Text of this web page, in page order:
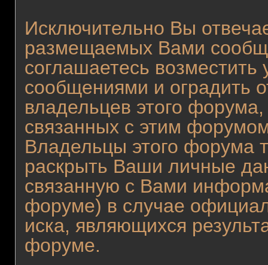
Исключительно Вы
размещаемых Вами
соглашаетесь
сообщениями и оградить
владельцев этого
связанных с этим
Владельцы этого форума
раскрыть Ваши личные
связанную с Вами
форуме) в случае
иска, являющихся
форуме.